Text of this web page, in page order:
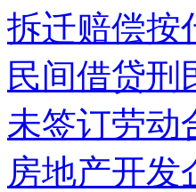
拆迁赔偿按
民间借贷刑
未签订劳动
房地产开发